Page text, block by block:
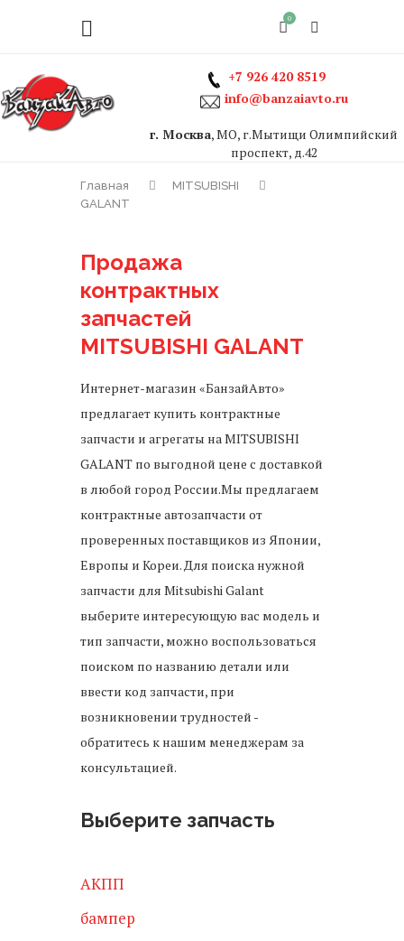
0
+7 926 420 8519
info@banzaiavto.ru
г. Москва, МО, г.Мытищи Олимпийский
проспект, д.42
Главная
MITSUBISHI
GALANT
Продажа
контрактных
запчастей
MITSUBISHI GALANT
Интернет-магазин «БанзайАвто»
предлагает купить контрактные
запчасти и агрегаты на MITSUBISHI
GALANT по выгодной цене с доставкой
в любой город России.Мы предлагаем
контрактные автозапчасти от
проверенных поставщиков из Японии,
Европы и Кореи. Для поиска нужной
запчасти для Mitsubishi Galant
выберите интересующую вас модель и
тип запчасти, можно воспользоваться
поиском по названию детали или
ввести код запчасти, при
возникновении трудностей -
обратитесь к нашим менеджерам за
консультацией.
Выберите запчасть
АКПП
бампер